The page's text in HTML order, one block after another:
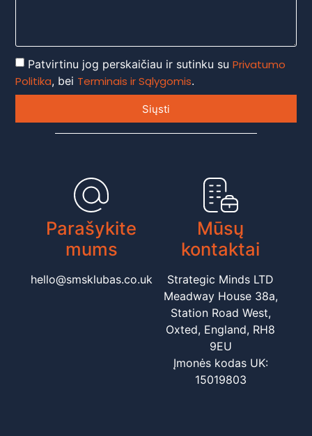
Patvirtinu jog perskaičiau ir sutinku suPrivatumo
Politika, bei Terminais ir Sąlygomis.
Siųsti
Parašykite
mums
hello@smsklubas.co.uk
Mūsų
kontaktai
Strategic Minds LTD
Meadway House 38a,
Station Road West,
Oxted, England, RH8
9EU
Įmonės kodas UK:
15019803